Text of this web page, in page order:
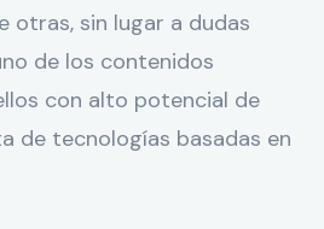
otras, sin lugar a dudas
de los contenidos
con alto potencial de
de tecnologías basadas en